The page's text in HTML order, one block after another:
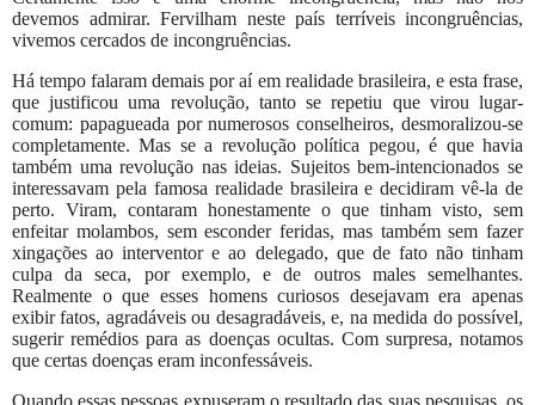
devemos admirar. Fervilham neste país terríveis incongruências,
vivemos cercados de incongruências.
Há tempo falaram demais por aí em realidade brasileira, e esta frase,
que justificou uma revolução, tanto se repetiu que virou lugar-
comum: papagueada por numerosos conselheiros, desmoralizou-se
completamente. Mas se a revolução política pegou, é que havia
também uma revolução nas ideias. Sujeitos bem-intencionados se
interessavam pela famosa realidade brasileira e decidiram vê-la de
perto. Viram, contaram honestamente o que tinham visto, sem
enfeitar molambos, sem esconder feridas, mas também sem fazer
xingações ao interventor e ao delegado, que de fato não tinham
culpa da seca, por exemplo, e de outros males semelhantes.
Realmente o que esses homens curiosos desejavam era apenas
exibir fatos, agradáveis ou desagradáveis, e, na medida do possível,
sugerir remédios para as doenças ocultas. Com surpresa, notamos
que certas doenças eram inconfessáveis.
Quando essas pessoas expuseram o resultado das suas pesquisas, os